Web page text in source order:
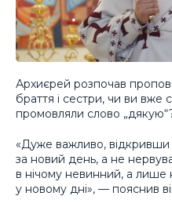
Архиєрей розпочав
браття і сестри, чи ви вже
промовляли слово
«Дуже важливо, відкривши
за новий день, а не
в нічому невинний, а лише
у новому дні», — пояснив